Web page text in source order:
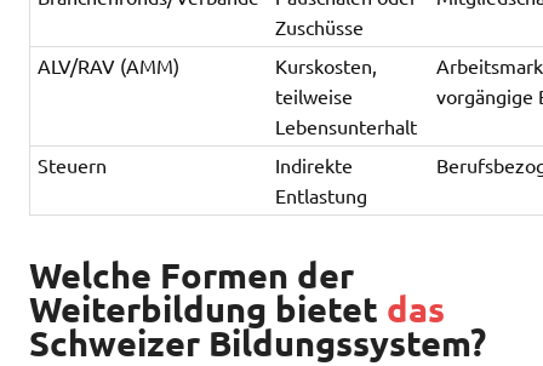
Zuschüsse
ALV/RAV (AMM)
Kurskosten,
teilweise
Lebensunterhalt
vorgängige
Steuern
Indirekte
Entlastung
Welche Formen der
Weiterbildung bietet das
Schweizer Bildungssystem?